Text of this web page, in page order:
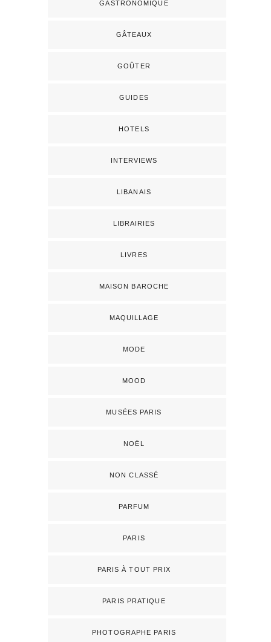
GASTRONOMIQUE
GÂTEAUX
GOÛTER
GUIDES
HOTELS
INTERVIEWS
LIBANAIS
LIBRAIRIES
LIVRES
MAISON BAROCHE
MAQUILLAGE
MODE
MOOD
MUSÉES PARIS
NOËL
NON CLASSÉ
PARFUM
PARIS
PARIS À TOUT PRIX
PARIS PRATIQUE
PHOTOGRAPHE PARIS